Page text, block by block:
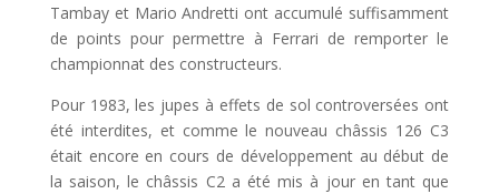
Tambay et Mario Andretti ont accumulé suffisamment
de points pour permettre à Ferrari de remporter le
championnat des constructeurs.
Pour 1983, les jupes à effets de sol controversées ont
été interdites, et comme le nouveau châssis 126 C3
était encore en cours de développement au début de
la saison, le châssis C2 a été mis à jour en tant que